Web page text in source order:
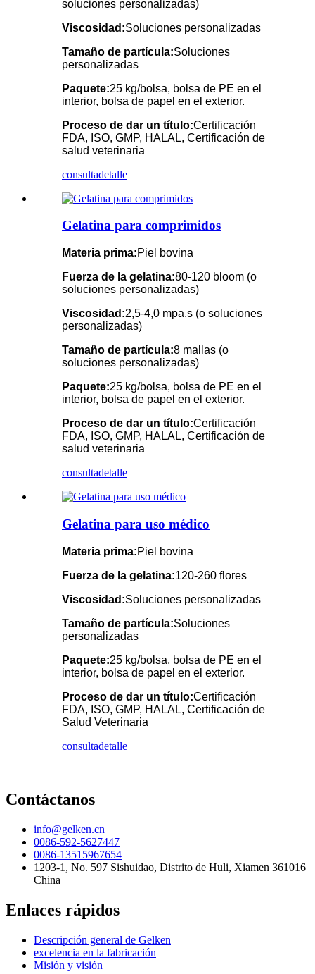
soluciones personalizadas)
Viscosidad:Soluciones personalizadas
Tamaño de partícula:Soluciones
personalizadas
Paquete:25 kg/bolsa, bolsa de PE en el
interior, bolsa de papel en el exterior.
Proceso de dar un título:Certificación
FDA, ISO, GMP, HALAL, Certificación de
salud veterinaria
consultadetalle
Gelatina para comprimidos
Materia prima:Piel bovina
Fuerza de la gelatina:80-120 bloom (o
soluciones personalizadas)
Viscosidad:2,5-4,0 mpa.s (o soluciones
personalizadas)
Tamaño de partícula:8 mallas (o
soluciones personalizadas)
Paquete:25 kg/bolsa, bolsa de PE en el
interior, bolsa de papel en el exterior.
Proceso de dar un título:Certificación
FDA, ISO, GMP, HALAL, Certificación de
salud veterinaria
consultadetalle
Gelatina para uso médico
Materia prima:Piel bovina
Fuerza de la gelatina:120-260 flores
Viscosidad:Soluciones personalizadas
Tamaño de partícula:Soluciones
personalizadas
Paquete:25 kg/bolsa, bolsa de PE en el
interior, bolsa de papel en el exterior.
Proceso de dar un título:Certificación
FDA, ISO, GMP, HALAL, Certificación de
Salud Veterinaria
consultadetalle
Contáctanos
info@gelken.cn
0086-592-5627447
0086-13515967654
1203-1, No. 597 Sishuidao, Distrito de Huli, Xiamen 361016
China
Enlaces rápidos
Descripción general de Gelken
excelencia en la fabricación
Misión y visión